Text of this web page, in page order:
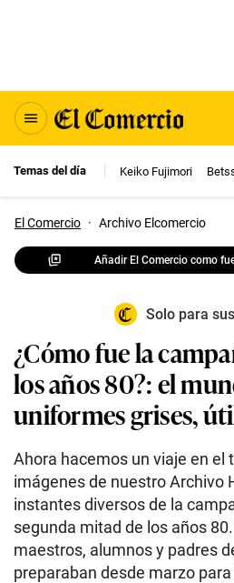
Temas del día Keiko Fujimori
El Comercio · Archivo Elcomercio
Añadir El Comercio como
Solo para
¿Cómo fue la
los años 80?: el
uniformes grises,
Ahora hacemos un viaje en el
imágenes de nuestro Archivo
instantes diversos de la
segunda mitad de los años
maestros, alumnos y padres
preparaban desde marzo